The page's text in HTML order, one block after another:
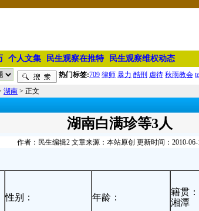
个人文集 民生观察在推特 民生观察维权动态
热门标签:709 律师 暴力 酷刑 虐待 秋雨教会
湖南 > 正文
湖南白满珍等3人
作者：民生编辑2 文章来源：本站原创 更新时间：2010-06-
性别： 年龄：
籍贯
湘潭